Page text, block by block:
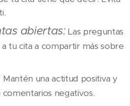
abiertas: Las preguntas
tu cita a compartir más sobre
Mantén una actitud positiva y
comentarios negativos.